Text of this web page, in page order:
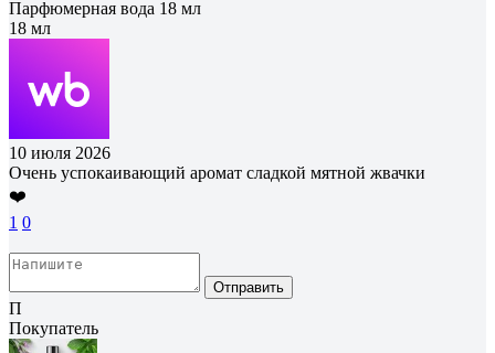
Парфюмерная вода 18 мл
18 мл
10 июля 2026
Очень успокаивающий аромат сладкой мятной жвачки
❤️
1 0
Отправить
П
Покупатель